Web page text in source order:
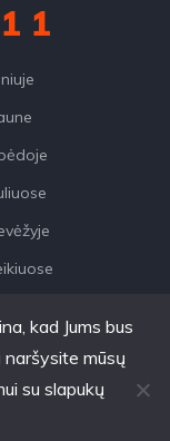
1
kad Jums bus
naršysite mūsų
su slapukų